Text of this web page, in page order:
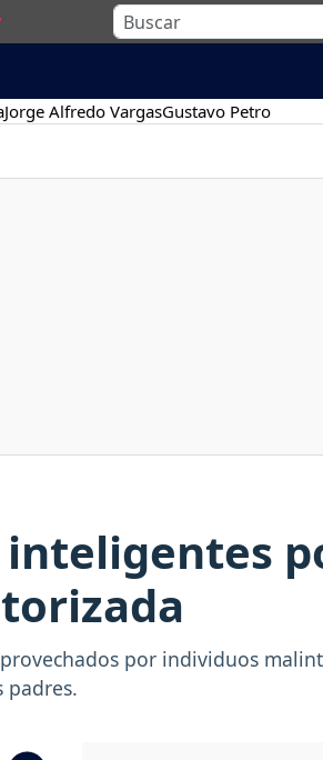
Jorge Alfredo VargasGustavo Petro
inteligentes
por individuos
padres.